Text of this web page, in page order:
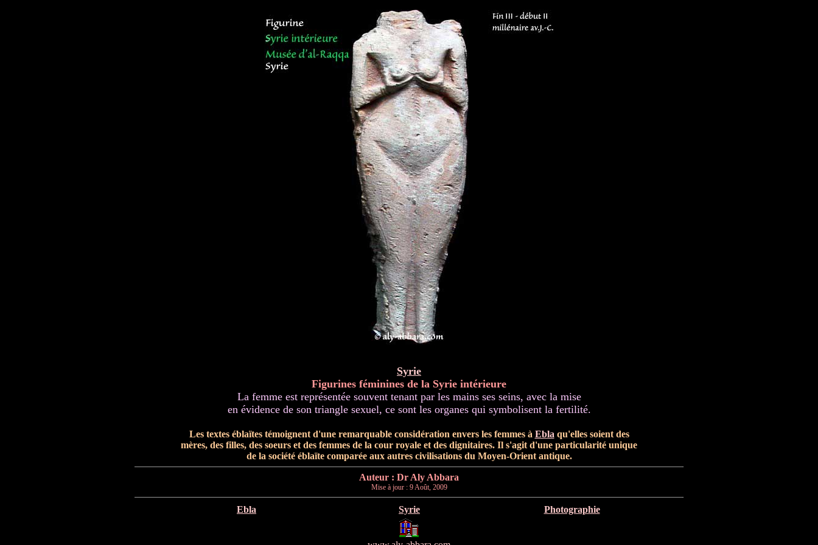
Syrie
Figurines féminines de la Syrie intérieure
La femme est représentée souvent tenant par les mains ses seins, avec la mise
en évidence de son triangle sexuel, ce sont les organes qui symbolisent la fertilité.
Les textes éblaïtes témoignent d'une remarquable considération envers les femmes à Ebla qu'elles soient des
mères, des filles, des soeurs et des femmes de la cour royale et des dignitaires. Il s'agit d'une particularité unique
de la société éblaïte comparée aux autres civilisations du Moyen-Orient antique.
Auteur : Dr Aly Abbara
Mise à jour : 9 Août, 2009
Ebla Syrie Photographie